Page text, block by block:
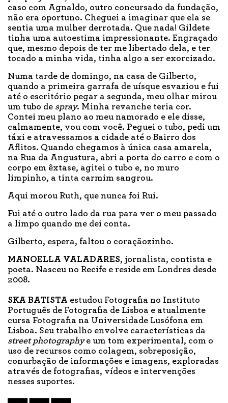
caso com Agnaldo, outro concursado da fundação,
não era oportuno. Cheguei a imaginar que ela se
sentia uma mulher derrotada. Que nada! Gildete
tinha uma autoestima impressionante. Engraçado
que, mesmo depois de ter me libertado dela, e ter
tocado a minha vida, tinha algo a ser exorcizado.
Numa tarde de domingo, na casa de Gilberto,
quando a primeira garrafa de uísque esvaziou e fui
até o escritório pegar a segunda, meu olhar mirou
um tubo de spray. Minha revanche teria cor.
Contei meu plano ao meu namorado e ele disse,
calmamente, vou com você. Peguei o tubo, pedi um
táxi e atravessamos a cidade até o Bairro dos
Aflitos. Quando chegamos à única casa amarela,
na Rua da Angustura, abri a porta do carro e com o
corpo em êxtase, agitei o tubo e, no muro
limpinho, a tinta carmim sangrou.
Aqui morou Ruth, que nunca foi Rui.
Fui até o outro lado da rua para ver o meu passado
a limpo quando me dei conta.
Gilberto, espera, faltou o coraçãozinho.
MANOELLA VALADARES, jornalista, contista e
poeta. Nasceu no Recife e reside em Londres desde
2008.
SKA BATISTA estudou Fotografia no Instituto
Português de Fotografia de Lisboa e atualmente
cursa Fotografia na Universidade Lusófona em
Lisboa. Seu trabalho envolve características da
street photographye um tom experimental, com o
uso de recursos como colagem, sobreposição,
conurbação de informações e imagens, exploradas
através de fotografias, vídeos e intervenções
nesses suportes.